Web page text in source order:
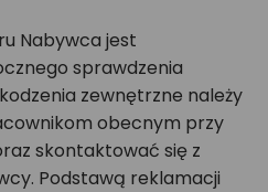
Nabywca jest
sprawdzenia
zewnętrzne należy
obecnym przy
skontaktować się z
Podstawą reklamacji